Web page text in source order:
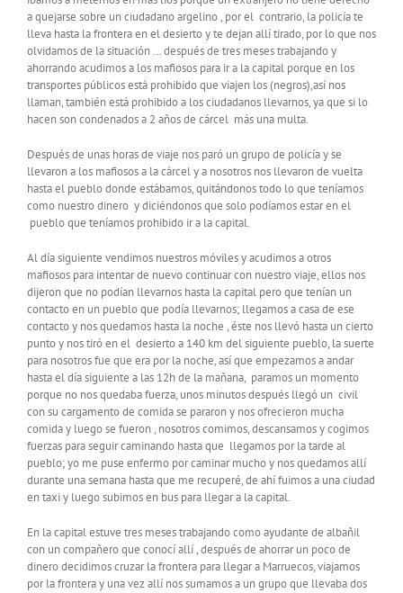
a quejarse sobre un ciudadano argelino , por el contrario, la policía te
lleva hasta la frontera en el desierto y te dejan allí tirado, por lo que nos
olvidamos de la situación … después de tres meses trabajando y
ahorrando acudimos a los mafiosos para ir a la capital porque en los
transportes públicos está prohibido que viajen los (negros),así nos
llaman, también está prohibido a los ciudadanos llevarnos, ya que si lo
hacen son condenados a 2 años de cárcel más una multa.
Después de unas horas de viaje nos paró un grupo de policía y se
llevaron a los mafiosos a la cárcel y a nosotros nos llevaron de vuelta
hasta el pueblo donde estábamos, quitándonos todo lo que teníamos
como nuestro dinero y diciéndonos que solo podíamos estar en el
pueblo que teníamos prohibido ir a la capital.
Al día siguiente vendimos nuestros móviles y acudimos a otros
mafiosos para intentar de nuevo continuar con nuestro viaje, ellos nos
dijeron que no podían llevarnos hasta la capital pero que tenían un
contacto en un pueblo que podía llevarnos; llegamos a casa de ese
contacto y nos quedamos hasta la noche , éste nos llevó hasta un cierto
punto y nos tiró en el desierto a 140 km del siguiente pueblo, la suerte
para nosotros fue que era por la noche, así que empezamos a andar
hasta el día siguiente a las 12h de la mañana, paramos un momento
porque no nos quedaba fuerza, unos minutos después llegó un civil
con su cargamento de comida se pararon y nos ofrecieron mucha
comida y luego se fueron , nosotros comimos, descansamos y cogimos
fuerzas para seguir caminando hasta que llegamos por la tarde al
pueblo; yo me puse enfermo por caminar mucho y nos quedamos allí
durante una semana hasta que me recuperé, de ahí fuimos a una ciudad
en taxi y luego subimos en bus para llegar a la capital.
En la capital estuve tres meses trabajando como ayudante de albañil
con un compañero que conocí allí , después de ahorrar un poco de
dinero decidimos cruzar la frontera para llegar a Marruecos, viajamos
por la frontera y una vez allí nos sumamos a un grupo que llevaba dos